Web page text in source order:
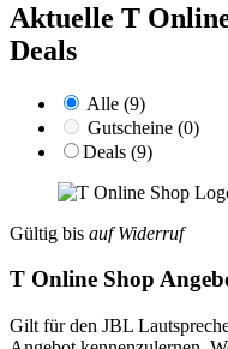
Aktuelle T
Deals
Alle (9)
Gutscheine (0)
Deals (9)
Gültig bis auf Widerruf
T Online Shop
Gilt für den JBL